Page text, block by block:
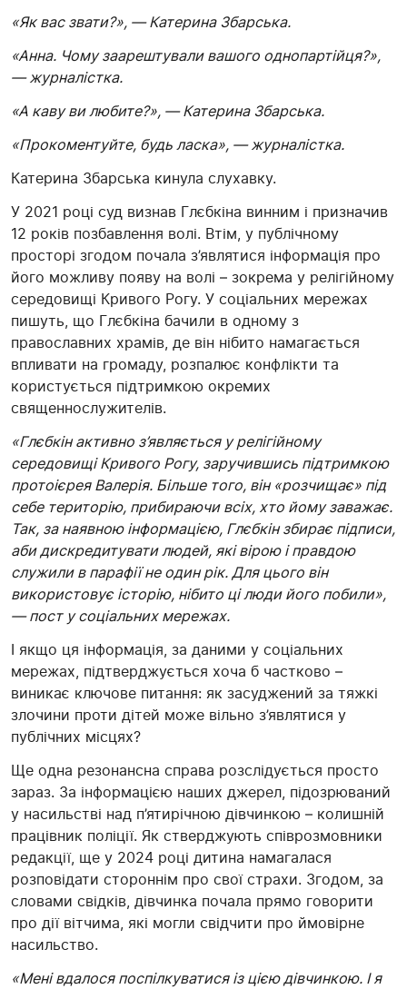
«Як вас звати?», — Катерина Збарська.
«Анна. Чому заарештували вашого однопартійця?»,
— журналістка.
«А каву ви любите?», — Катерина Збарська.
«Прокоментуйте, будь ласка», — журналістка.
Катерина Збарська кинула слухавку.
У 2021 році суд визнав Глєбкіна винним і призначив
12 років позбавлення волі. Втім, у публічному
просторі згодом почала з’являтися інформація про
його можливу появу на волі – зокрема у релігійному
середовищі Кривого Рогу. У соціальних мережах
пишуть, що Глєбкіна бачили в одному з
православних храмів, де він нібито намагається
впливати на громаду, розпалює конфлікти та
користується підтримкою окремих
священнослужителів.
«Глєбкінактивно з’являється у релігійному
середовищі Кривого Рогу, заручившись підтримкою
протоієреяВалерія. Більше того, він «розчищає» під
себе територію, прибираючи всіх, хто йому заважає.
Так, за наявною інформацією, Глєбкінзбирає підписи,
аби дискредитувати людей, які вірою і правдою
служили в парафії не один рік. Для цього він
використовує історію, нібито ці люди його побили»,
— пост у соціальних мережах.
І якщо ця інформація, за даними у соціальних
мережах, підтверджується хоча б частково –
виникає ключове питання: як засуджений за тяжкі
злочини проти дітей може вільно з’являтися у
публічних місцях?
Ще одна резонансна справа розслідується просто
зараз. За інформацією наших джерел, підозрюваний
у насильстві над п’ятирічною дівчинкою – колишній
працівник поліції. Як стверджують співрозмовники
редакції, ще у 2024 році дитина намагалася
розповідати стороннім про свої страхи. Згодом, за
словами свідків, дівчинка почала прямо говорити
про дії вітчима, які могли свідчити про ймовірне
насильство.
«Мені вдалося поспілкуватися із цією дівчинкою. І я